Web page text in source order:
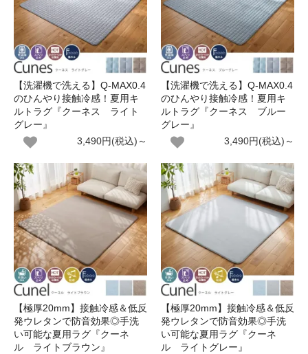
【洗濯機で洗える】Q-MAX0.4
のひんやり接触冷感！夏用キ
ルトラグ『クーネス ライト
グレー』
3,490円(税込)～
【洗濯機で洗える】Q-MAX0.4
のひんやり接触冷感！夏用キ
ルトラグ『クーネス ブルー
グレー』
3,490円(税込)～
【極厚20mm】接触冷感＆低反
発ウレタンで防音効果◎手洗
い可能な夏用ラグ『クーネ
ル ライトブラウン』
【極厚20mm】接触冷感＆低反
発ウレタンで防音効果◎手洗
い可能な夏用ラグ『クーネ
ル ライトグレー』